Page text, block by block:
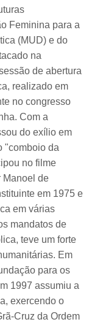
Feminina para a
(MUD) e do
na
de abertura
realizado em
no congresso
Com a
do exílio em
"comboio da
no filme
Manoel de
em 1975 e
em várias
mandatos de
teve um forte
Em
para os
1997 assumiu a
exercendo o
Cruz da Ordem